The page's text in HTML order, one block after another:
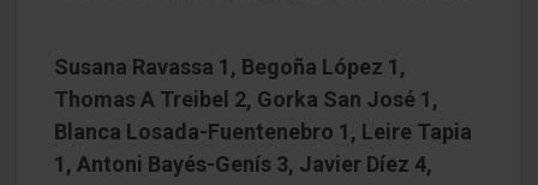
Susana Ravassa 1, Begoña López 1,
Thomas A Treibel 2, Gorka San José 1,
Blanca Losada-Fuentenebro 1, Leire Tapia
1, Antoni Bayés-Genís 3, Javier Díez 4,